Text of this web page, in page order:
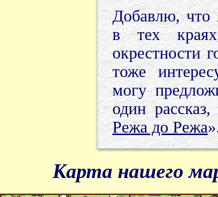
Добавлю, что
в тех
окрестности
тоже
могу
один
Режа до Режа
Карта нашего